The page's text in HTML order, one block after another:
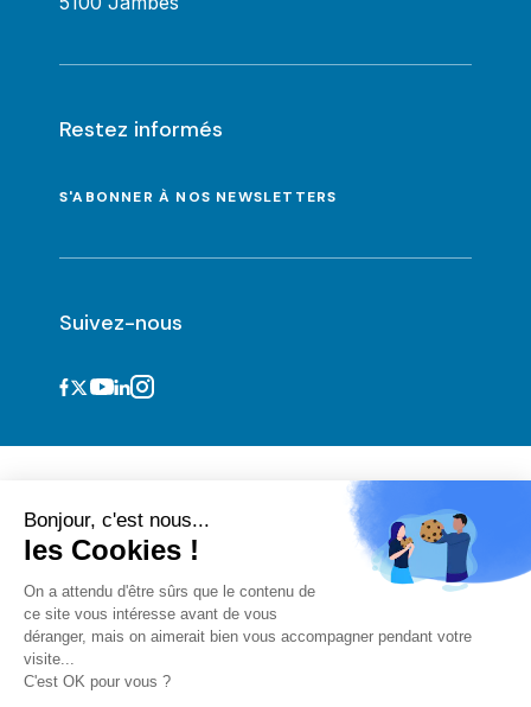
Bonjour, c'est nous...
les Cookies !
On a attendu d'être sûrs que le contenu de
ce site vous intéresse avant de vous
déranger, mais on aimerait bien vous accompagner pendant votre
visite...
C'est OK pour vous ?
Restez informés
S'ABONNER À NOS NEWSLETTERS
Suivez-nous
Informations légales et CGU